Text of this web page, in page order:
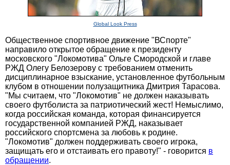
Global Look Press
Общественное спортивное движение "ВСпорте"
направило открытое обращение к президенту
московского "Локомотива" Ольге Смородской и главе
РЖД Олегу Белозерову с требованием отменить
дисциплинарное взыскание, установленное футбольным
клубом в отношении полузащитника Дмитрия Тарасова.
"Мы считаем, что "Локомотив" не должен наказывать
своего футболиста за патриотический жест! Немыслимо,
когда российская команда, которая финансируется
государственной компанией РЖД, наказывает
российского спортсмена за любовь к родине.
"Локомотив" должен поддерживать своего игрока,
защищать его и отстаивать его правоту!" - говорится в
обращении.